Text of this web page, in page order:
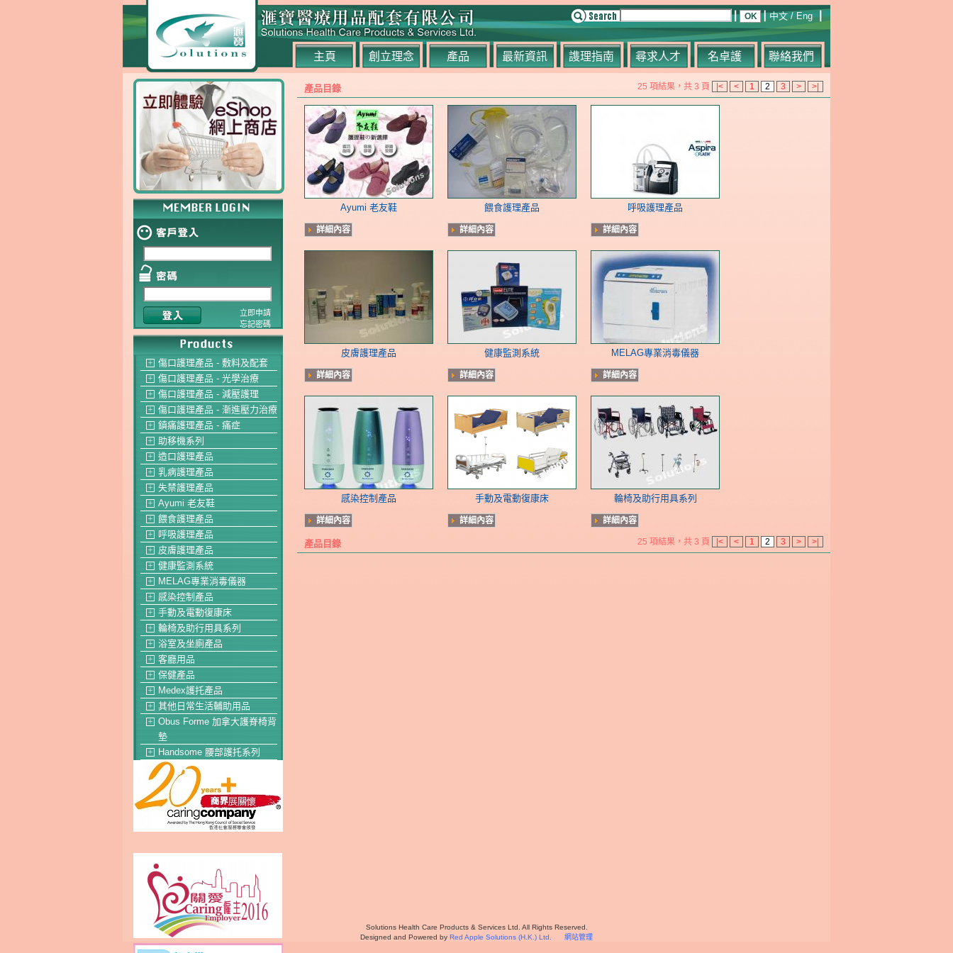
主頁 創立理念 產品 最新資訊 謢理指南 尋求人才 名卓護 聯絡我們
中文 /Eng
立即申請
忘記密碼
＋ 傷口護理產品 - 敷料及配套
＋ 傷口護理產品 - 光學治療
＋ 傷口護理產品 - 減壓護理
＋ 傷口護理產品 - 漸進壓力治療
＋ 鎮痛護理產品 - 痛症
＋ 助移機系列
＋ 造口護理產品
＋ 乳病護理產品
＋ 失禁護理產品
＋ Ayumi 老友鞋
＋ 餵食護理產品
＋ 呼吸護理產品
＋ 皮膚護理產品
＋ 健康監測系統
＋ MELAG專業消毒儀器
＋ 感染控制產品
＋ 手動及電動復康床
＋ 輪椅及助行用具系列
＋ 浴室及坐廁產品
＋ 客廳用品
＋ 保健產品
＋ Medex護托產品
＋ 其他日常生活輔助用品
＋
Obus Forme 加拿大護脊椅背
墊
＋ Handsome 腰部護托系列
25 項結果，共 3 頁 |< < 1 2 3 > >|
產品目錄
Ayumi 老友鞋
詳細內容
餵食護理產品
詳細內容
呼吸護理產品
詳細內容
皮膚護理產品
詳細內容
健康監測系統
詳細內容
MELAG專業消毒儀器
詳細內容
感染控制產品
詳細內容
手動及電動復康床
詳細內容
輪椅及助行用具系列
詳細內容
25 項結果，共 3 頁 |< < 1 2 3 > >|
產品目錄
Solutions Health Care Products & Services Ltd. All Rights Reserved.
Designed and Powered by Red Apple Solutions (H.K.) Ltd. 網站管理